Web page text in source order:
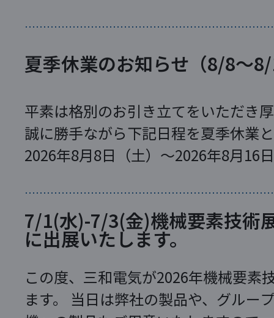
夏季休業のお知らせ（8/8～
平素は格別のお引き立てをいただき
誠に勝手ながら下記日程を夏季休業
2026年8月8日（土）～2026年8月16
7/1(水)-7/3(金)機械要素技術
に出展いたします。
この度、三和電気が2026年機械要素
ます。 当日は弊社の製品や、グルー